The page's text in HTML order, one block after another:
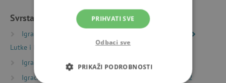
Svrstano u kategorije
Igračke prema vrsti
Lutke i bebe
Lutkice bebe Djeco Pomea
Igračke prema starosti
Igračke prema starosti
Igre i igračke za djecu od 2
PRIHVATI SVE
Odbaci sve
PRIKAŽI PODROBNOSTI